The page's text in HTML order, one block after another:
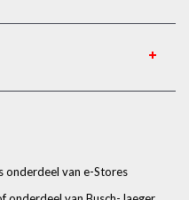
onderdeel van e-Stores